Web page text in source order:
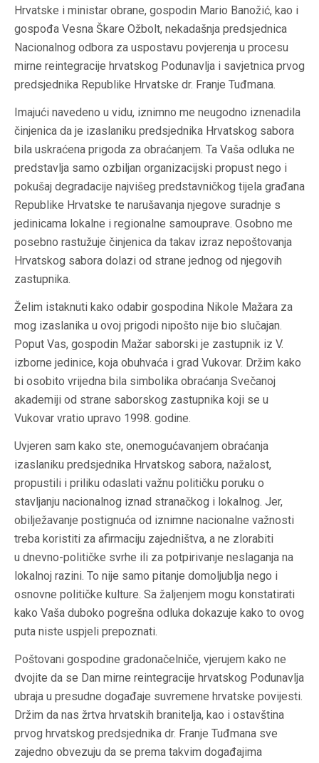
Hrvatske i ministar obrane, gospodin Mario Banožić, kao i
gospođa Vesna Škare Ožbolt, nekadašnja predsjednica
Nacionalnog odbora za uspostavu povjerenja u procesu
mirne reintegracije hrvatskog Podunavlja i savjetnica prvog
predsjednika Republike Hrvatske dr. Franje Tuđmana.
Imajući navedeno u vidu, iznimno me neugodno iznenadila
činjenica da je izaslaniku predsjednika Hrvatskog sabora
bila uskraćena prigoda za obraćanjem. Ta Vaša odluka ne
predstavlja samo ozbiljan organizacijski propust nego i
pokušaj degradacije najvišeg predstavničkog tijela građana
Republike Hrvatske te narušavanja njegove suradnje s
jedinicama lokalne i regionalne samouprave. Osobno me
posebno rastužuje činjenica da takav izraz nepoštovanja
Hrvatskog sabora dolazi od strane jednog od njegovih
zastupnika.
Želim istaknuti kako odabir gospodina Nikole Mažara za
mog izaslanika u ovoj prigodi nipošto nije bio slučajan.
Poput Vas, gospodin Mažar saborski je zastupnik iz V.
izborne jedinice, koja obuhvaća i grad Vukovar. Držim kako
bi osobito vrijedna bila simbolika obraćanja Svečanoj
akademiji od strane saborskog zastupnika koji se u
Vukovar vratio upravo 1998. godine.
Uvjeren sam kako ste, onemogućavanjem obraćanja
izaslaniku predsjednika Hrvatskog sabora, nažalost,
propustili i priliku odaslati važnu političku poruku o
stavljanju nacionalnog iznad stranačkog i lokalnog. Jer,
obilježavanje postignuća od iznimne nacionalne važnosti
treba koristiti za afirmaciju zajedništva, a ne zlorabiti
u dnevno-političke svrhe ili za potpirivanje neslaganja na
lokalnoj razini. To nije samo pitanje domoljublja nego i
osnovne političke kulture. Sa žaljenjem mogu konstatirati
kako Vaša duboko pogrešna odluka dokazuje kako to ovog
puta niste uspjeli prepoznati.
Poštovani gospodine gradonačelniče, vjerujem kako ne
dvojite da se Dan mirne reintegracije hrvatskog Podunavlja
ubraja u presudne događaje suvremene hrvatske povijesti.
Držim da nas žrtva hrvatskih branitelja, kao i ostavština
prvog hrvatskog predsjednika dr. Franje Tuđmana sve
zajedno obvezuju da se prema takvim događajima